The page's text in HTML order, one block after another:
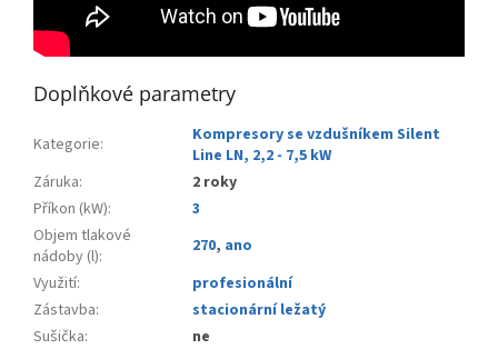
Doplňkové parametry
Kategorie:
Kompresory se vzdušníkem Silent
Line LN, 2,2 - 7,5 kW
Záruka:
2 roky
Příkon (kW):
3
Objem tlakové
nádoby (l): 270, ano
Využití:
profesionální
Zástavba:
stacionární ležatý
Sušička:
ne